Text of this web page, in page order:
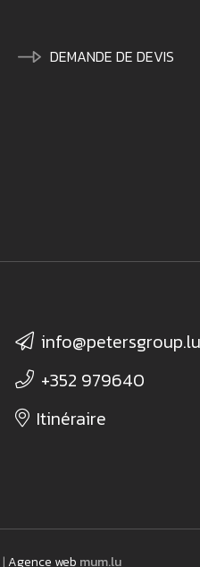
DEMANDE DE DEVIS
info@petersgroup.lu
+352 979640
Itinéraire
|Agence web mum.lu